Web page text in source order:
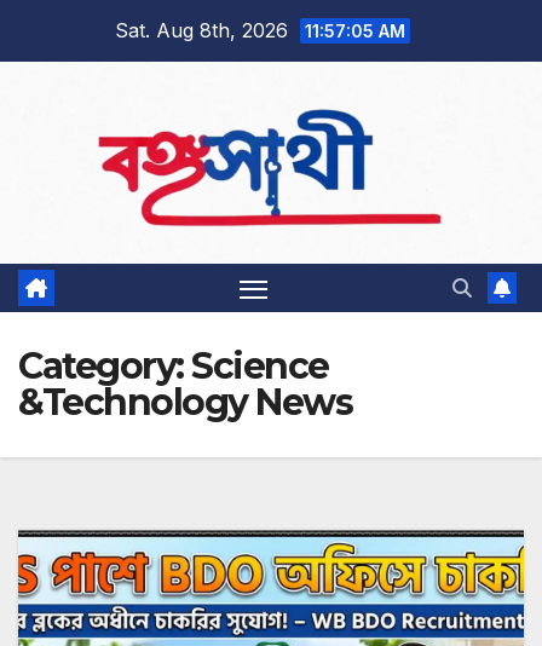
Sat. Aug 8th, 2026 11:57:06 AM
Category:Science
&Technology News